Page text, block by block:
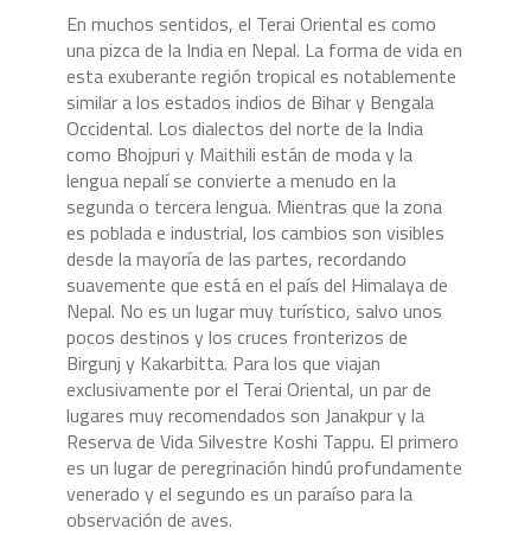
En muchos sentidos, el Terai Oriental es como
una pizca de la India en Nepal. La forma de vida en
esta exuberante región tropical es notablemente
similar a los estados indios de Bihar y Bengala
Occidental. Los dialectos del norte de la India
como Bhojpuri y Maithili están de moda y la
lengua nepalí se convierte a menudo en la
segunda o tercera lengua. Mientras que la zona
es poblada e industrial, los cambios son visibles
desde la mayoría de las partes, recordando
suavemente que está en el país del Himalaya de
Nepal. No es un lugar muy turístico, salvo unos
pocos destinos y los cruces fronterizos de
Birgunj y Kakarbitta. Para los que viajan
exclusivamente por el Terai Oriental, un par de
lugares muy recomendados son Janakpur y la
Reserva de Vida Silvestre Koshi Tappu. El primero
es un lugar de peregrinación hindú profundamente
venerado y el segundo es un paraíso para la
observación de aves.